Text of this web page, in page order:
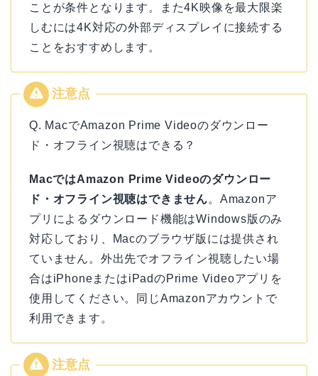
ことが条件となります。また4K映像を最大限楽
しむには4K対応の外部ディスプレイに接続する
ことをおすすめします。
Q. MacでAmazon Prime Videoのダウンロー
ド・オフライン視聴はできる？
MacではAmazon Prime Videoのダウンロー
ド・オフライン視聴はできません。Amazonア
プリによるダウンロード機能はWindows版のみ
対応しており、Macのブラウザ版には提供され
ていません。外出先でオフライン視聴したい場
合はiPhoneまたはiPadのPrime Videoアプリを
使用してください。同じAmazonアカウントで
利用できます。